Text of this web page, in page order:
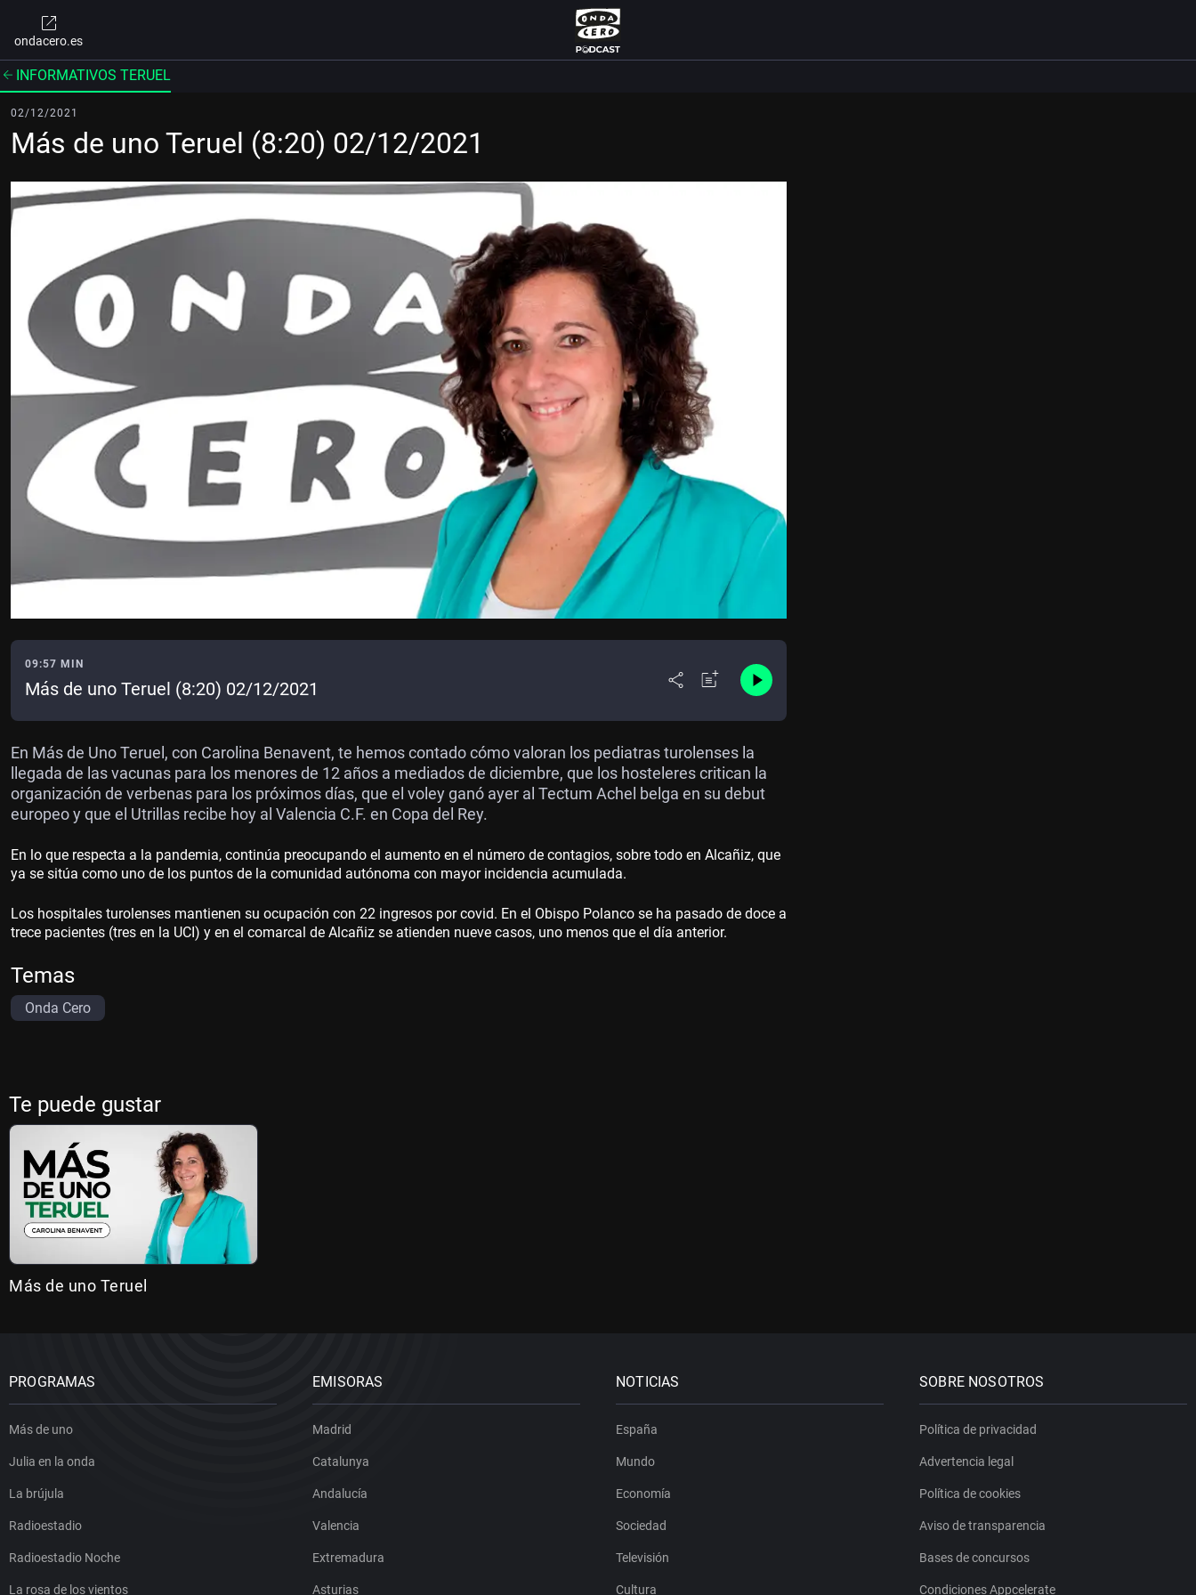
ondacero.es
INFORMATIVOS TERUEL
02/12/2021
Más de uno Teruel (8:20) 02/12/2021
09:57 MIN
Más de uno Teruel (8:20) 02/12/2021
En Más de Uno Teruel, con Carolina Benavent, te hemos contado cómo valoran los pediatras turolenses la
llegada de las vacunas para los menores de 12 años a mediados de diciembre, que los hosteleres critican la
organización de verbenas para los próximos días, que el voley ganó ayer al Tectum Achel belga en su debut
europeo y que el Utrillas recibe hoy al Valencia C.F. en Copa del Rey.
En lo que respecta a la pandemia, continúa preocupando el aumento en el número de contagios, sobre todo en Alcañiz, que
ya se sitúa como uno de los puntos de la comunidad autónoma con mayor incidencia acumulada.
Los hospitales turolenses mantienen su ocupación con 22 ingresos por covid. En el Obispo Polanco se ha pasado de doce a
trece pacientes (tres en la UCI) y en el comarcal de Alcañiz se atienden nueve casos, uno menos que el día anterior.
Temas
Onda Cero
Te puede gustar
Más de uno Teruel
PROGRAMAS
Más de uno
Julia en la onda
La brújula
Radioestadio
Radioestadio Noche
La rosa de los vientos
EMISORAS
Madrid
Catalunya
Andalucía
Valencia
Extremadura
Asturias
NOTICIAS
España
Mundo
Economía
Sociedad
Televisión
Cultura
SOBRE NOSOTROS
Política de privacidad
Advertencia legal
Política de cookies
Aviso de transparencia
Bases de concursos
Condiciones Appcelerate